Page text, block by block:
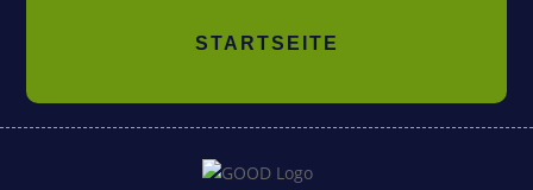
STARTSEITE